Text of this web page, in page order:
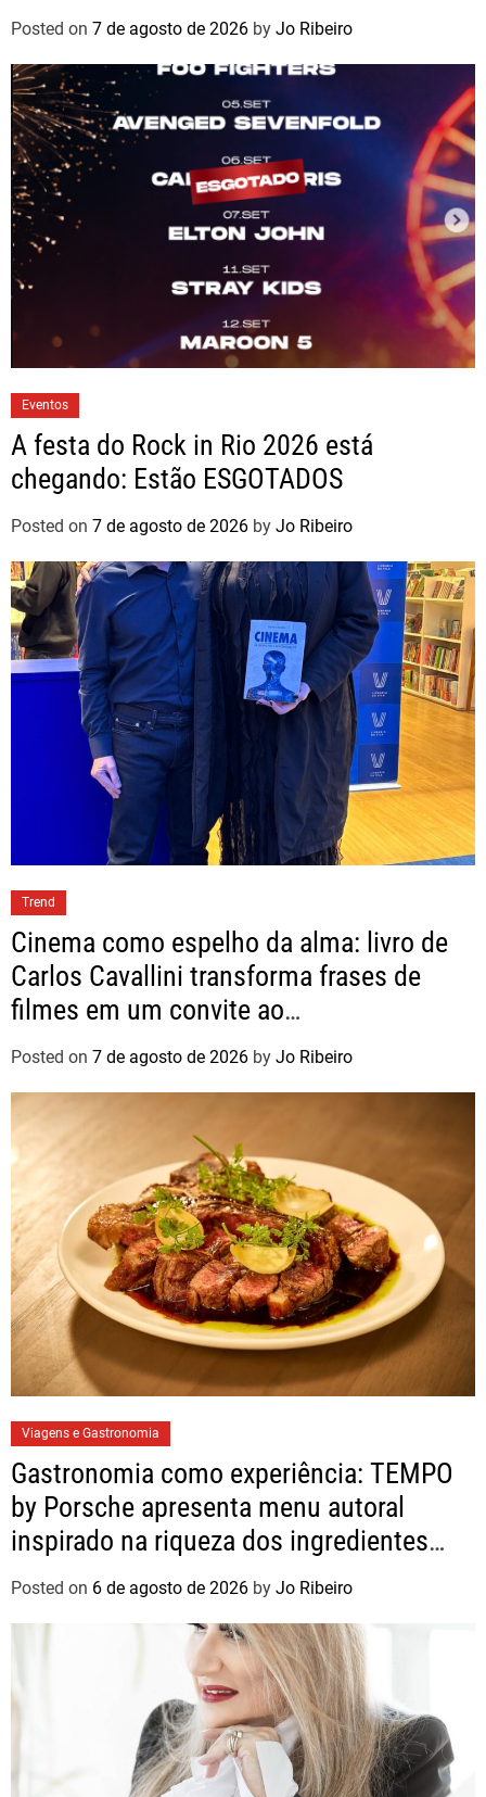
Posted on 7 de agosto de 2026 by Jo Ribeiro
Eventos
A festa do Rock in Rio 2026 está
chegando: Estão ESGOTADOS
Posted on 7 de agosto de 2026 by Jo Ribeiro
Trend
Cinema como espelho da alma: livro de
Carlos Cavallini transforma frases de
filmes em um convite ao
autoconhecimento
Posted on 7 de agosto de 2026 by Jo Ribeiro
Viagens e Gastronomia
Gastronomia como experiência: TEMPO
by Porsche apresenta menu autoral
inspirado na riqueza dos ingredientes
brasileiros
Posted on 6 de agosto de 2026 by Jo Ribeiro